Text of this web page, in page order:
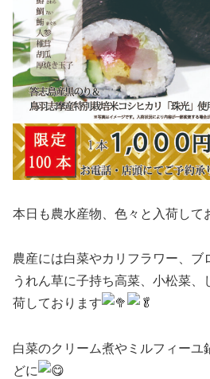
本日も農水産物、色々と入荷して
農産には白菜やカリフラワー、ブ
うれん草に子持ち高菜、小松菜、
荷しております
白菜のクリーム煮やミルフィーユ
どに